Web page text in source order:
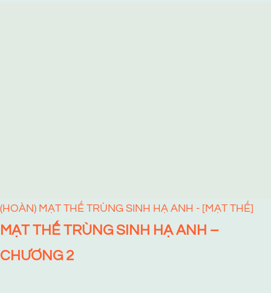
(HOÀN) MẠT THẾ TRÙNG SINH HẠ ANH - [MẠT THẾ]
MẠT THẾ TRÙNG SINH HẠ ANH –
CHƯƠNG 2